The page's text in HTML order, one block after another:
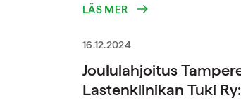
LÄS MER
16.12.2024
Joululahjoitus
Lastenklinikan Tuki